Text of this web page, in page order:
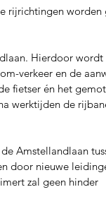
rijrichtingen worden
Hierdoor wordt
verkeer en de
fietser én het
werktijden de
Amstellandlaan
door nieuwe
zal geen hinder